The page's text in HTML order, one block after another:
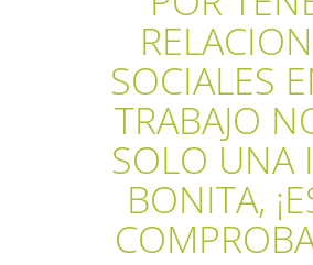
SOCIALES
TRABAJO
SOLO UNA
BONITA,